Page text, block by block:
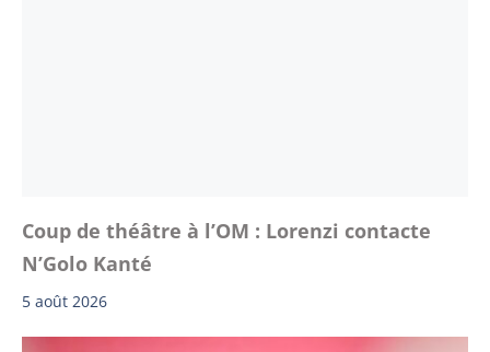
Coup de théâtre à l’OM : Lorenzi contacte
N’Golo Kanté
5 août 2026